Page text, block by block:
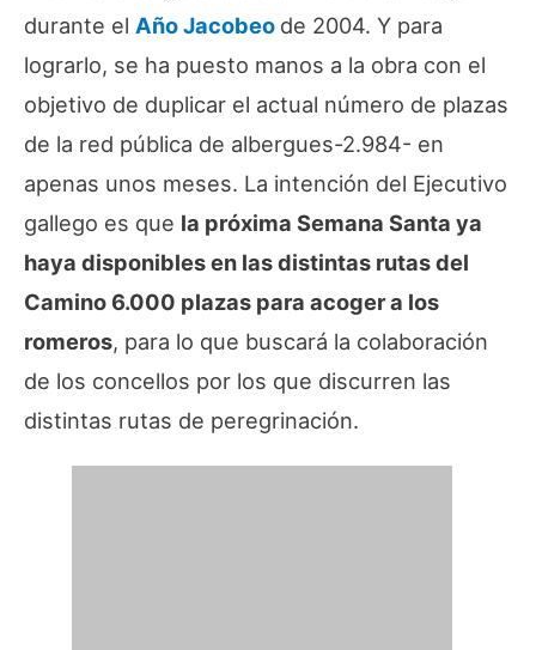
durante el Año Jacobeo de 2004. Y para
lograrlo, se ha puesto manos a la obra con el
objetivo de duplicar el actual número de plazas
de la red pública de albergues-2.984- en
apenas unos meses. La intención del Ejecutivo
gallego es que la próxima Semana Santa ya
haya disponibles en las distintas rutas del
Camino 6.000 plazas para acoger a los
romeros, para lo que buscará la colaboración
de los concellos por los que discurren las
distintas rutas de peregrinación.